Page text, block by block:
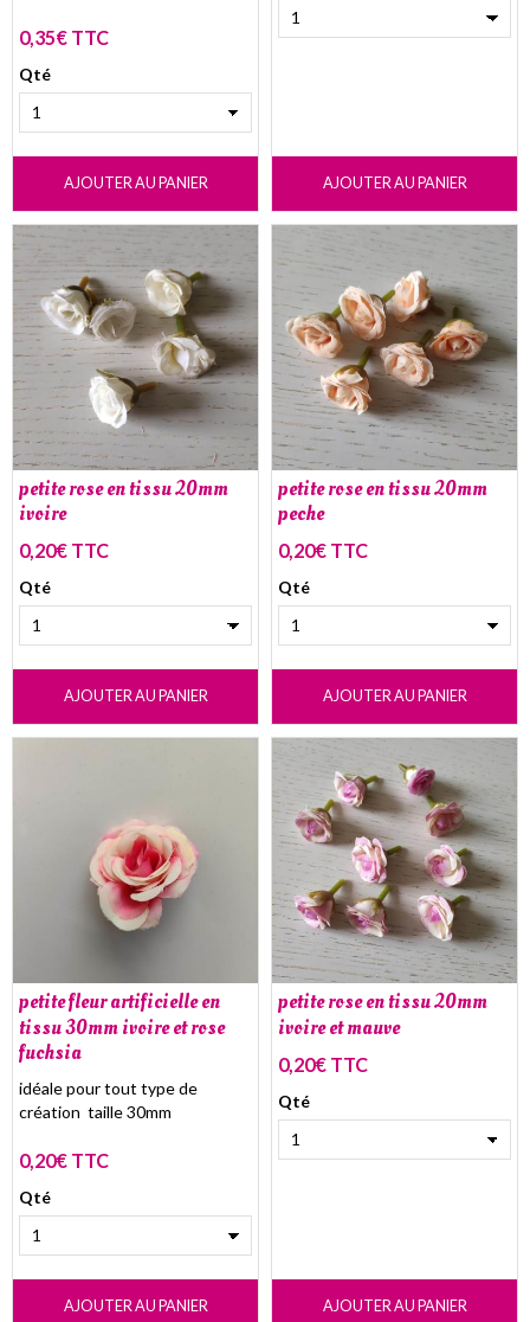
0,35€ TTC
Qté
AJOUTER AU PANIER AJOUTER AU PANIER
petite rose en tissu 20mm
ivoire
0,20€ TTC
Qté
AJOUTER AU PANIER
petite rose en tissu 20mm
peche
0,20€ TTC
Qté
AJOUTER AU PANIER
petite fleur artificielle en
tissu 30mm ivoire et rose
fuchsia
idéale pour tout type de
création taille 30mm
0,20€ TTC
Qté
AJOUTER AU PANIER
petite rose en tissu 20mm
ivoire et mauve
0,20€ TTC
Qté
AJOUTER AU PANIER